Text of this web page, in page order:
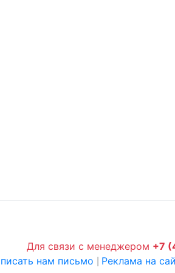
Для связи с менеджером +7
нам письмо
Реклама на